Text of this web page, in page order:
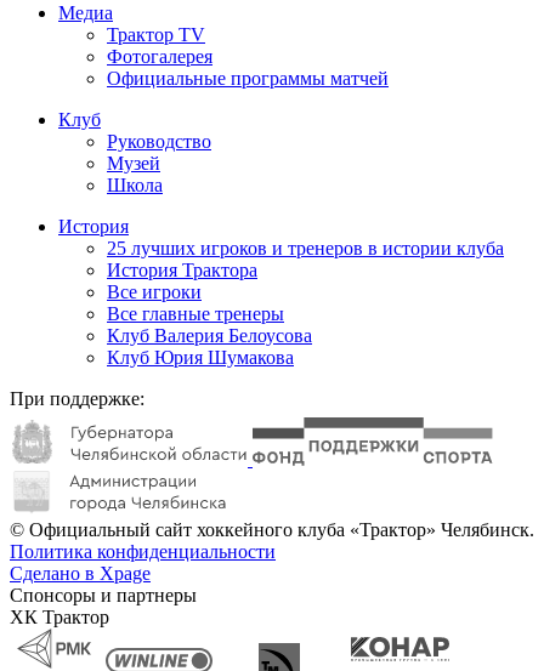
Медиа
Трактор TV
Фотогалерея
Официальные программы матчей
Клуб
Руководство
Музей
Школа
История
25 лучших игроков и тренеров в истории клуба
История Трактора
Все игроки
Все главные тренеры
Клуб Валерия Белоусова
Клуб Юрия Шумакова
При поддержке:
© Официальный сайт хоккейного клуба «Трактор» Челябинск.
Политика конфиденциальности
Сделано в Xpage
Спонсоры и партнеры
ХК Трактор